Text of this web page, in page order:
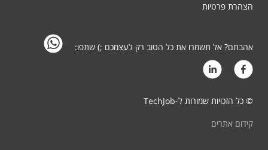
הצהרת פרטיות
אהבתם? אל תשמרו את כל הטוב רק לעצמכם ;) שתפו:
© כל הזכויות שמורות ל-TechJob
קידום אתרים